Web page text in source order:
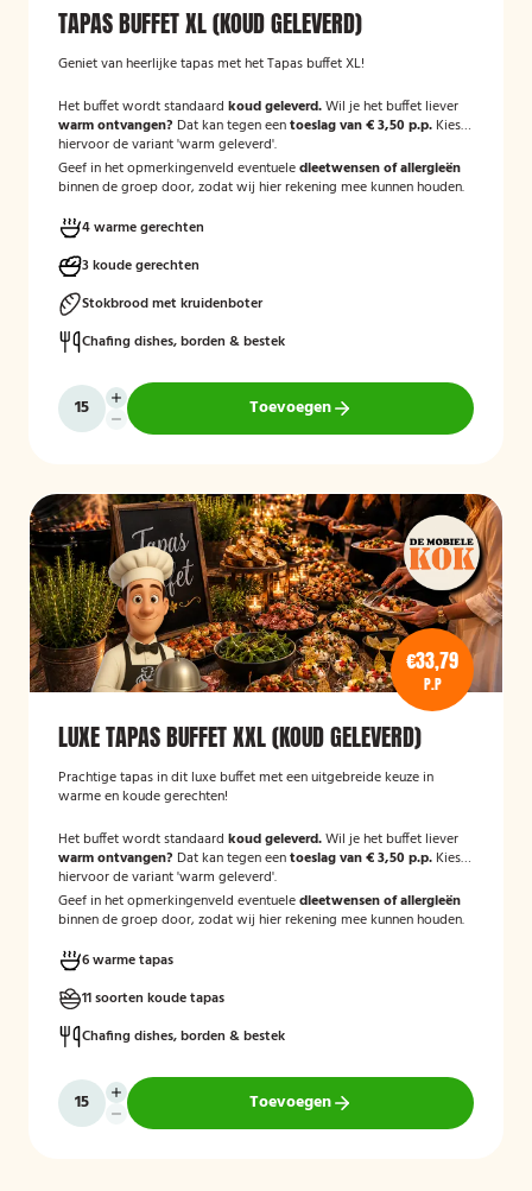
TAPAS BUFFET XL (KOUD GELEVERD)
Geniet van heerlijke tapas met het Tapas buffet XL!
Het buffet wordt standaard koud geleverd.Wil je het buffet liever
warm ontvangen? Dat kan tegen eentoeslag van € 3,50 p.p. Kies
hiervoor de variant 'warm geleverd'.
Geef in het opmerkingenveld eventueledieetwensen of allergieën
binnen de groep door, zodat wij hier rekening mee kunnen houden.
4 warme gerechten
3 koude gerechten
Stokbrood met kruidenboter
Chafing dishes, borden & bestek
Toevoegen
€33,79
P.P
LUXE TAPAS BUFFET XXL (KOUD GELEVERD)
Prachtige tapas in dit luxe buffet met een uitgebreide keuze in
warme en koude gerechten!
Het buffet wordt standaard koud geleverd.Wil je het buffet liever
warm ontvangen? Dat kan tegen eentoeslag van € 3,50 p.p. Kies
hiervoor de variant 'warm geleverd'.
Geef in het opmerkingenveld eventueledieetwensen of allergieën
binnen de groep door, zodat wij hier rekening mee kunnen houden.
6 warme tapas
11 soorten koude tapas
Chafing dishes, borden & bestek
Toevoegen